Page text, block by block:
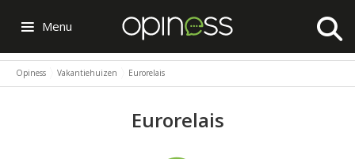
Menu
Opiness Vakantiehuizen Eurorelais
Eurorelais